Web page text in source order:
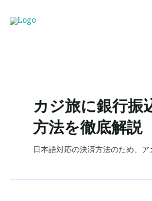
カジ旅に銀行振
方法を徹底解説
日本語対応の決済方法のため、